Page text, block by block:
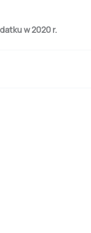
w 2020 r.